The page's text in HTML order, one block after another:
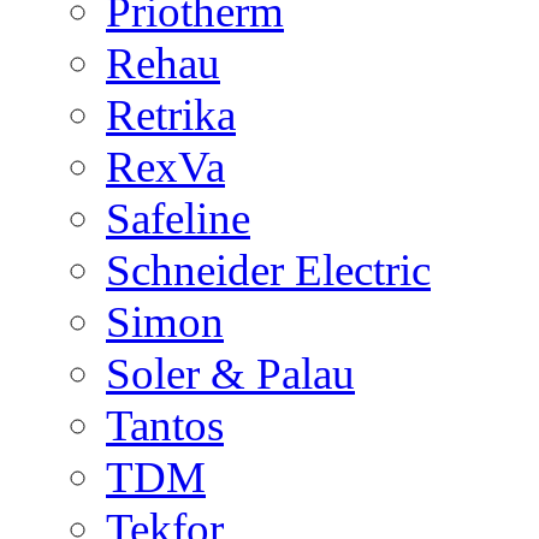
Priotherm
Rehau
Retrika
RexVa
Safeline
Schneider Electric
Simon
Soler & Palau
Tantos
TDM
Tekfor